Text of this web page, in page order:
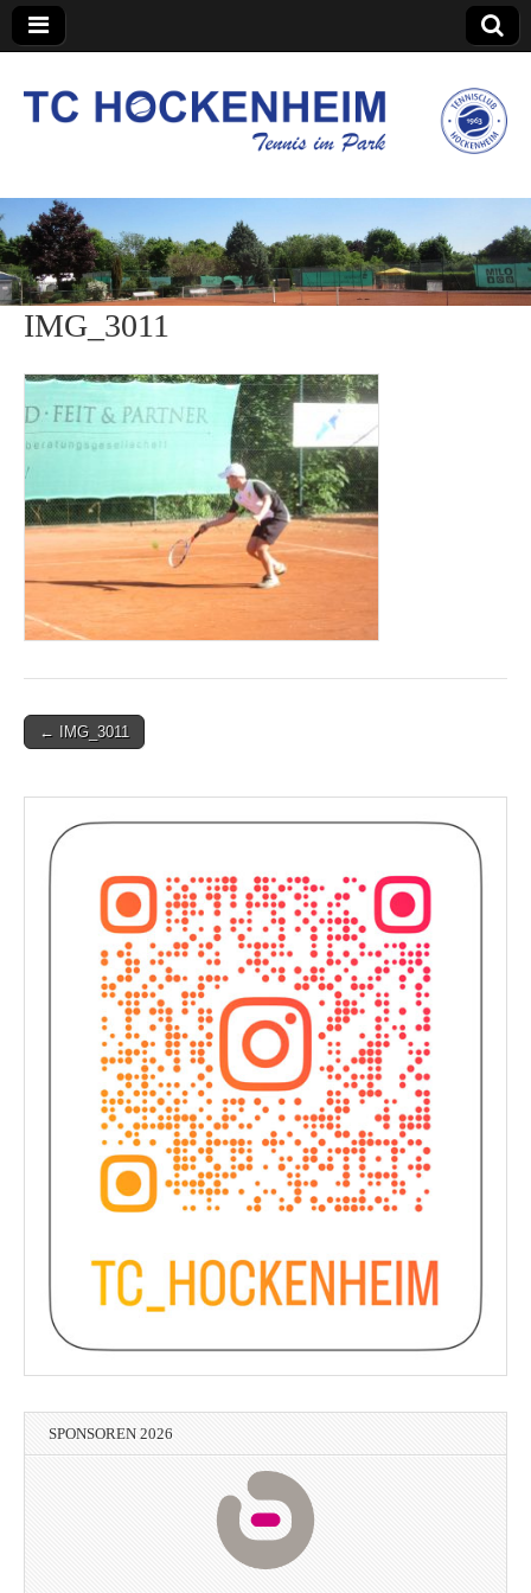
TC Hockenheim
IMG_3011
Post← IMG_3011
SPONSOREN 2026